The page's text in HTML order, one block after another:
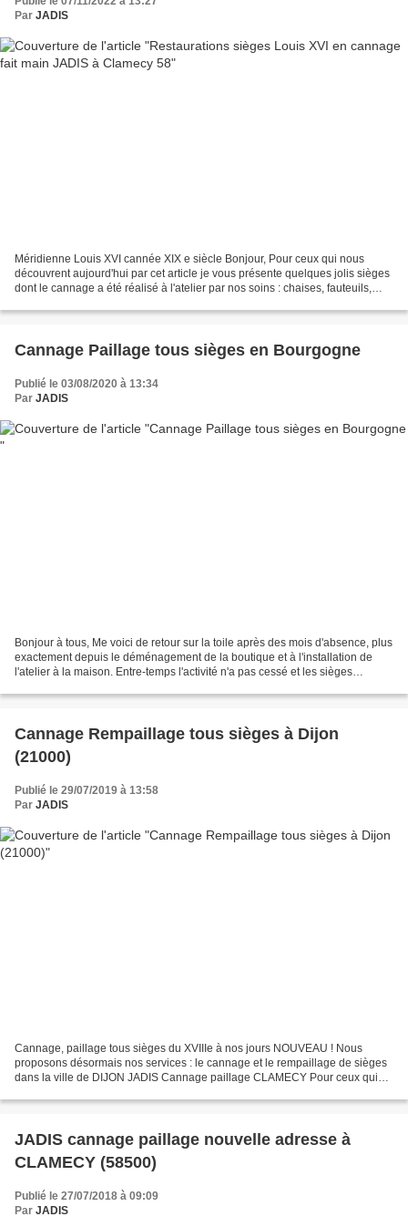
Par JADIS
Méridienne Louis XVI cannée XIX e siècle Bonjour, Pour ceux qui nous
découvrent aujourd'hui par cet article je vous présente quelques jolis sièges
dont le cannage a été réalisé à l'atelier par nos soins : chaises, fauteuils,
Cannage Paillage tous sièges en Bourgogne
Publié le 03/08/2020 à 13:34
Par JADIS
Bonjour à tous, Me voici de retour sur la toile après des mois d'absence, plus
exactement depuis le déménagement de la boutique et à l'installation de
l'atelier à la maison. Entre-temps l'activité n'a pas cessé et les sièges
Cannage Rempaillage tous sièges à Dijon
(21000)
Publié le 29/07/2019 à 13:58
Par JADIS
Cannage, paillage tous sièges du XVIIIe à nos jours NOUVEAU ! Nous
proposons désormais nos services : le cannage et le rempaillage de sièges
dans la ville de DIJON JADIS Cannage paillage CLAMECY Pour ceux qui
JADIS cannage paillage nouvelle adresse à
CLAMECY (58500)
Publié le 27/07/2018 à 09:09
Par JADIS